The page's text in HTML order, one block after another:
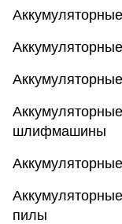
шлифмашины
пилы